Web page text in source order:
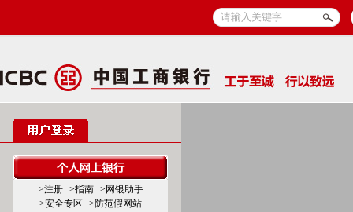
>注册 >指南
>网银助手
>安全专区
>防范假网站